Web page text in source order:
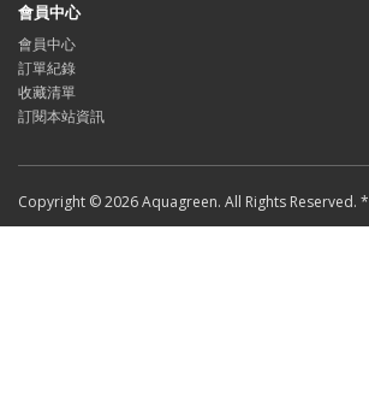
會員中心
會員中心
訂單紀錄
收藏清單
訂閱本站資訊
Copyright © 2026 Aquagreen. All Rights Reserved. *